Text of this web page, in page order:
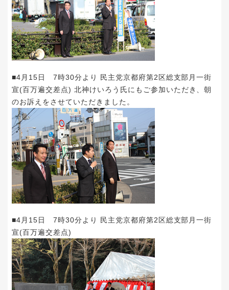
■4月15日 7時30分より 民主党京都府第2区総支部月一街
宣(百万遍交差点) 北神けいろう氏にもご参加いただき、朝
のお訴えをさせていただきました。
■4月15日 7時30分より 民主党京都府第2区総支部月一街
宣(百万遍交差点)